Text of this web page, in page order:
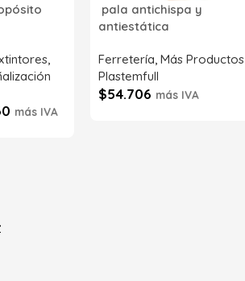
,
más IVA
pala antichispa y
antiestática
Ferretería,Más Productos
Plastemfull
$54.706 más IVA